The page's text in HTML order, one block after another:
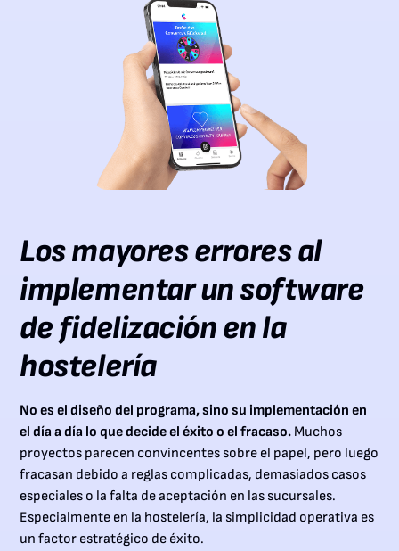
Los mayores errores al
implementar un software
de fidelización en la
hostelería
No es el diseño del programa, sino su implementación en
el día a día lo que decide el éxito o el fracaso. Muchos
proyectos parecen convincentes sobre el papel, pero luego
fracasan debido a reglas complicadas, demasiados casos
especiales o la falta de aceptación en las sucursales.
Especialmente en la hostelería, la simplicidad operativa es
un factor estratégico de éxito.